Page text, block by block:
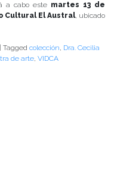
a cabo este martes 13 de
Cultural El Austral, ubicado
Tagged colección, Dra. Cecilia
de arte, VIDCA